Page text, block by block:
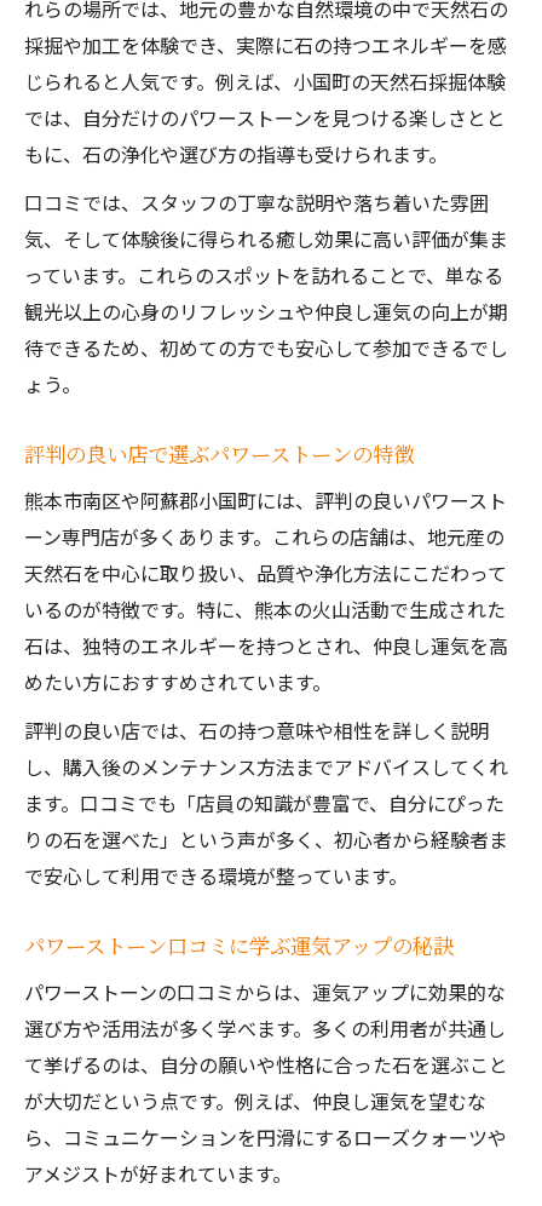
れらの場所では、地元の豊かな自然環境の中で天然石の
採掘や加工を体験でき、実際に石の持つエネルギーを感
じられると人気です。例えば、小国町の天然石採掘体験
では、自分だけのパワーストーンを見つける楽しさとと
もに、石の浄化や選び方の指導も受けられます。
口コミでは、スタッフの丁寧な説明や落ち着いた雰囲
気、そして体験後に得られる癒し効果に高い評価が集ま
っています。これらのスポットを訪れることで、単なる
観光以上の心身のリフレッシュや仲良し運気の向上が期
待できるため、初めての方でも安心して参加できるでし
ょう。
評判の良い店で選ぶパワーストーンの特徴
熊本市南区や阿蘇郡小国町には、評判の良いパワースト
ーン専門店が多くあります。これらの店舗は、地元産の
天然石を中心に取り扱い、品質や浄化方法にこだわって
いるのが特徴です。特に、熊本の火山活動で生成された
石は、独特のエネルギーを持つとされ、仲良し運気を高
めたい方におすすめされています。
評判の良い店では、石の持つ意味や相性を詳しく説明
し、購入後のメンテナンス方法までアドバイスしてくれ
ます。口コミでも「店員の知識が豊富で、自分にぴった
りの石を選べた」という声が多く、初心者から経験者ま
で安心して利用できる環境が整っています。
パワーストーン口コミに学ぶ運気アップの秘訣
パワーストーンの口コミからは、運気アップに効果的な
選び方や活用法が多く学べます。多くの利用者が共通し
て挙げるのは、自分の願いや性格に合った石を選ぶこと
が大切だという点です。例えば、仲良し運気を望むな
ら、コミュニケーションを円滑にするローズクォーツや
アメジストが好まれています。